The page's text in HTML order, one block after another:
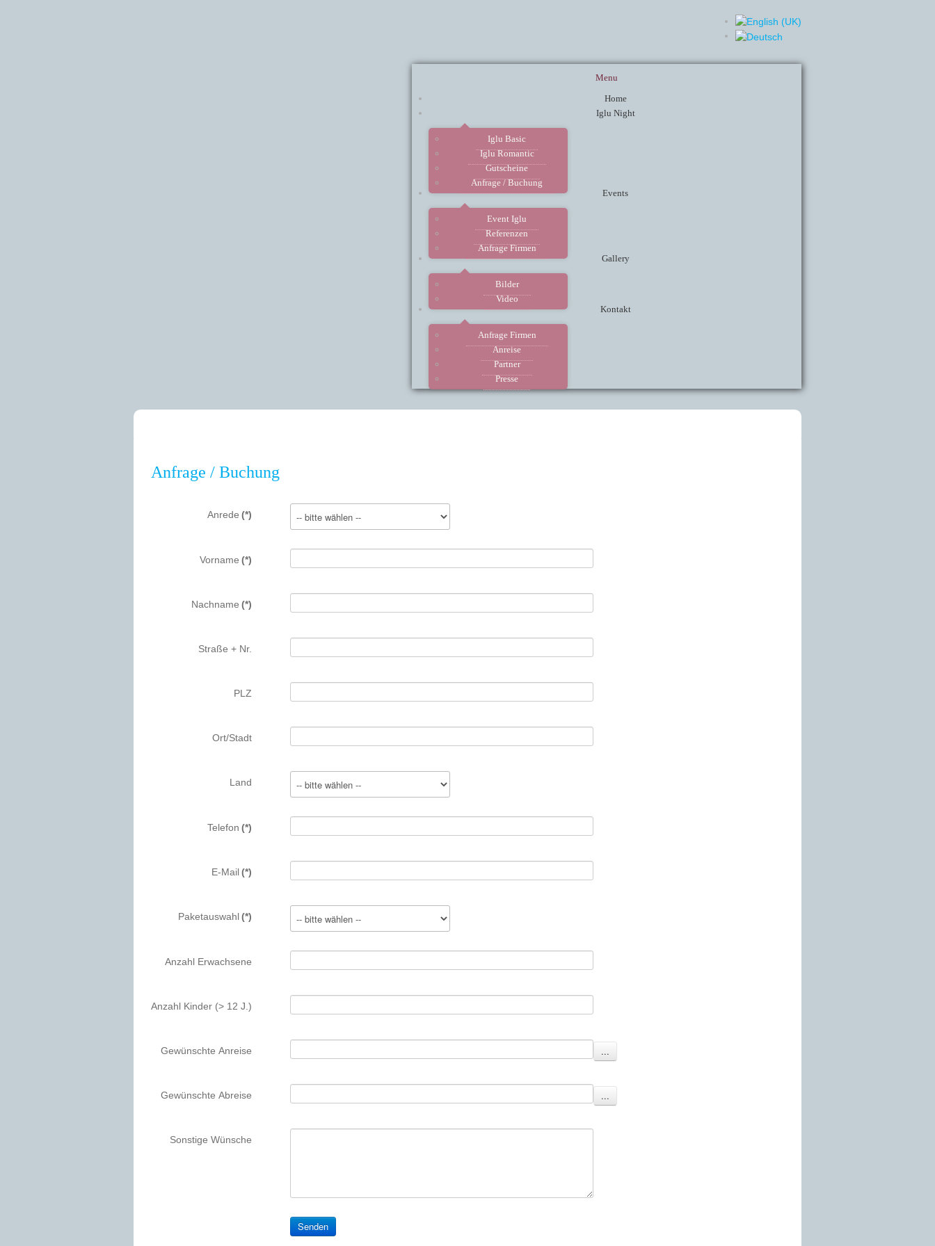
Menu
Home
Iglu Night
Iglu Basic
Iglu Romantic
Gutscheine
Anfrage / Buchung
Events
Event Iglu
Referenzen
Anfrage Firmen
Gallery
Bilder
Video
Kontakt
Anfrage Firmen
Anreise
Partner
Presse
Anfrage / Buchung
Anrede (*)
Vorname (*)
Nachname (*)
Straße + Nr.
PLZ
Ort/Stadt
Land
Telefon (*)
E-Mail(*)
Paketauswahl(*)
Anzahl Erwachsene
Anzahl Kinder (> 12 J.)
Gewünschte Anreise
Gewünschte Abreise
Sonstige Wünsche